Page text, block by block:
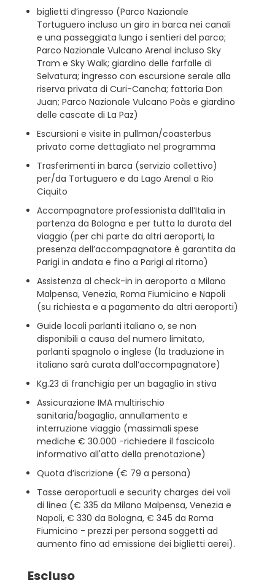
biglietti d’ingresso (Parco Nazionale
Tortuguero incluso un giro in barca nei canali
e una passeggiata lungo i sentieri del parco;
Parco Nazionale Vulcano Arenal incluso Sky
Tram e Sky Walk; giardino delle farfalle di
Selvatura; ingresso con escursione serale alla
riserva privata di Curi-Cancha; fattoria Don
Juan; Parco Nazionale Vulcano Poàs e giardino
delle cascate di La Paz)
Escursioni e visite in pullman/coasterbus
privato come dettagliato nel programma
Trasferimenti in barca (servizio collettivo)
per/da Tortuguero e da Lago Arenal a Rio
Ciquito
Accompagnatore professionista dall’Italia in
partenza da Bologna e per tutta la durata del
viaggio (per chi parte da altri aeroporti, la
presenza dell’accompagnatore è garantita da
Parigi in andata e fino a Parigi al ritorno)
Assistenza al check-in in aeroporto a Milano
Malpensa, Venezia, Roma Fiumicino e Napoli
(su richiesta e a pagamento da altri aeroporti)
Guide locali parlanti italiano o, se non
disponibili a causa del numero limitato,
parlanti spagnolo o inglese (la traduzione in
italiano sarà curata dall’accompagnatore)
Kg.23 di franchigia per un bagaglio in stiva
Assicurazione IMA multirischio
sanitaria/bagaglio, annullamento e
interruzione viaggio (massimali spese
mediche € 30.000 -richiedere il fascicolo
informativo all'atto della prenotazione)
Quota d’iscrizione (€ 79 a persona)
Tasse aeroportuali e security charges dei voli
di linea (€ 335 da Milano Malpensa, Venezia e
Napoli, € 330 da Bologna, € 345 da Roma
Fiumicino - prezzi per persona soggetti ad
aumento fino ad emissione dei biglietti aerei).
Escluso